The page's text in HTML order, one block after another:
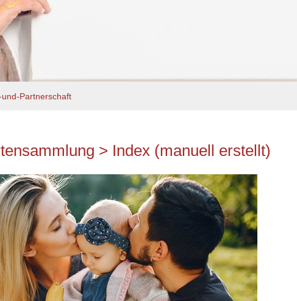
und-Partnerschaft
> Index (manuell erstellt)